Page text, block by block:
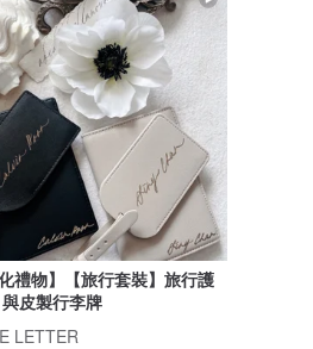
化禮物】【旅行套裝】旅行護
皮製行李牌
LETTER